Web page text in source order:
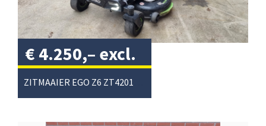
€ 4.250,– excl.
btw/